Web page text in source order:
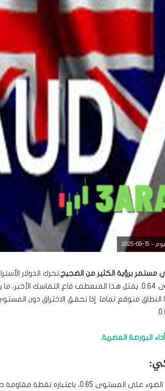
2025
مستمر برؤية الكثير من الضجيج.تحرك الدولار
ذهاباً وإياباً خلال جلسة الجمعة، متمسكاً بقوة بالمستوى 0.64. يمثل هذا المنعطف قاع التماسك
النطاق متوقع تماما. إذا تحقق الاختراق دون
البورصة المصرية.
بالمقابل، فإن الارتفاع المحتمل من الوضع الحالي يسلط الضوء على المستوى 0.65،